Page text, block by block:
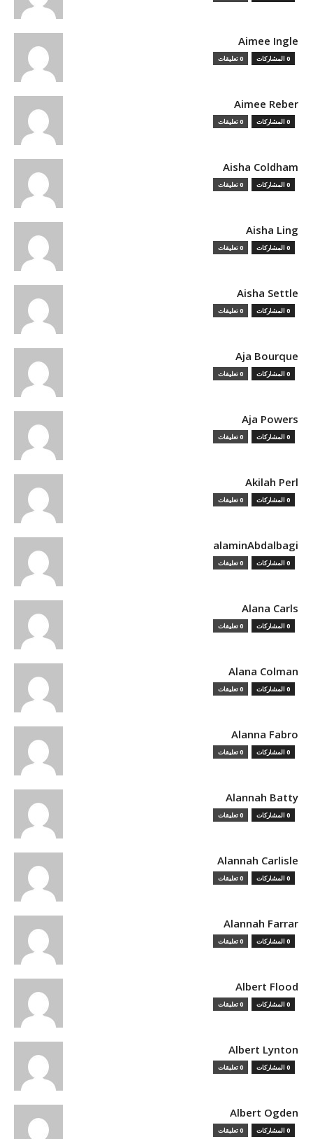
Aimee Ingle
0 المشاركات 0 تعليقات
Aimee Reber
0 المشاركات 0 تعليقات
Aisha Coldham
0 المشاركات 0 تعليقات
Aisha Ling
0 المشاركات 0 تعليقات
Aisha Settle
0 المشاركات 0 تعليقات
Aja Bourque
0 المشاركات 0 تعليقات
Aja Powers
0 المشاركات 0 تعليقات
Akilah Perl
0 المشاركات 0 تعليقات
alaminAbdalbagi
0 المشاركات 0 تعليقات
Alana Carls
0 المشاركات 0 تعليقات
Alana Colman
0 المشاركات 0 تعليقات
Alanna Fabro
0 المشاركات 0 تعليقات
Alannah Batty
0 المشاركات 0 تعليقات
Alannah Carlisle
0 المشاركات 0 تعليقات
Alannah Farrar
0 المشاركات 0 تعليقات
Albert Flood
0 المشاركات 0 تعليقات
Albert Lynton
0 المشاركات 0 تعليقات
Albert Ogden
0 المشاركات 0 تعليقات